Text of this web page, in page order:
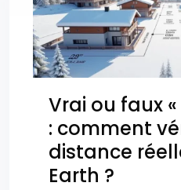
Vrai ou faux
: comment
distance
Earth ?